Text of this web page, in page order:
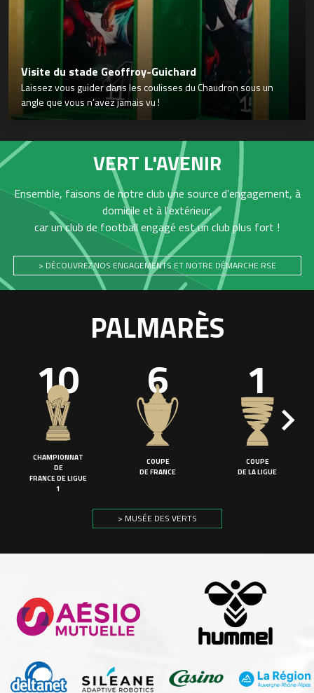
Visite du stade Geoffroy-Guichard
Laissez vous guider dans les coulisses du Chaudron sous un
angle que vous n’avez jamais vu !
VERT L'AVENIR
Ensemble, faisons de notre club une source d'engagement, à
domicile et à l'extérieur,
car un club de football engagé est un club plus fort !
> DÉCOUVREZ NOS ENGAGEMENTS ET NOTRE DÉMARCHE RSE
PALMARÈS
10
CHAMPIONNAT
DE
FRANCE DE LIGUE
1
6
COUPE
DE FRANCE
1
COUPE
DE LA LIGUE
> MUSÉE DES VERTS